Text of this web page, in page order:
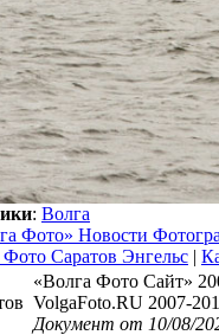
: Волга
Фото» Новости
Саратов Энгельс |
«Волга Фото Сайт»
VolgaFoto.RU 2007-
Документ от 10/08/